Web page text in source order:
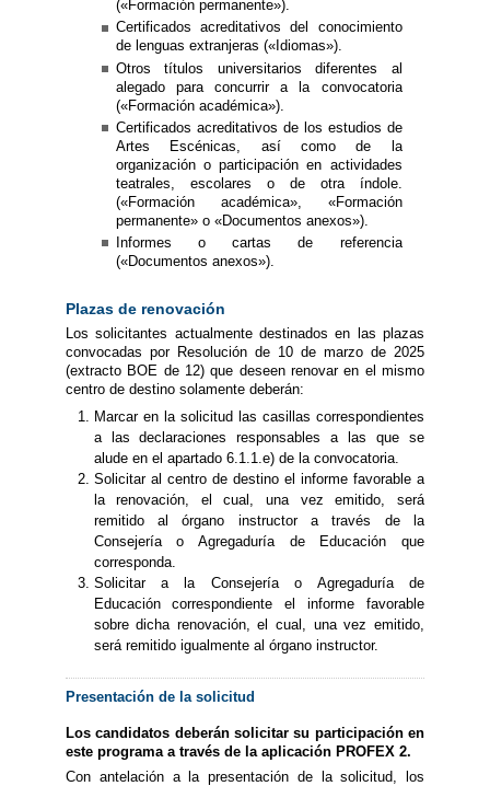
(«Formación permanente»).
Certificados acreditativos del conocimiento
de lenguas extranjeras («Idiomas»).
Otros títulos universitarios diferentes al
alegado para concurrir a la convocatoria
(«Formación académica»).
Certificados acreditativos de los estudios de
Artes Escénicas, así como de la
organización o participación en actividades
teatrales, escolares o de otra índole.
(«Formación académica», «Formación
permanente» o «Documentos anexos»).
Informes o cartas de referencia
(«Documentos anexos»).
Plazas de renovación
Los solicitantes actualmente destinados en las plazas
convocadas por Resolución de 10 de marzo de 2025
(extracto BOE de 12) que deseen renovar en el mismo
centro de destino solamente deberán:
Marcar en la solicitud las casillas correspondientes
a las declaraciones responsables a las que se
alude en el apartado 6.1.1.e) de la convocatoria.
Solicitar al centro de destino el informe favorable a
la renovación, el cual, una vez emitido, será
remitido al órgano instructor a través de la
Consejería o Agregaduría de Educación que
corresponda.
Solicitar a la Consejería o Agregaduría de
Educación correspondiente el informe favorable
sobre dicha renovación, el cual, una vez emitido,
será remitido igualmente al órgano instructor.
Presentación de la solicitud
Los candidatos deberán solicitar su participación en
este programa a través de la aplicación PROFEX 2.
Con antelación a la presentación de la solicitud, los